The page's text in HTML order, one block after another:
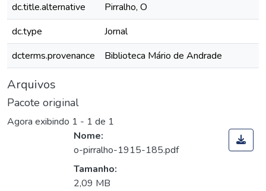
dc.title.alternative
Pirralho, O
dc.type
Jornal
dcterms.provenance
Biblioteca Mário de Andrade
Arquivos
Pacote original
Agora exibindo 1 - 1 de 1
Nome:
o-pirralho-1915-185.pdf
Tamanho:
2,09 MB